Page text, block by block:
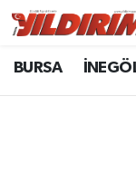
BURSABURSA
Bursa